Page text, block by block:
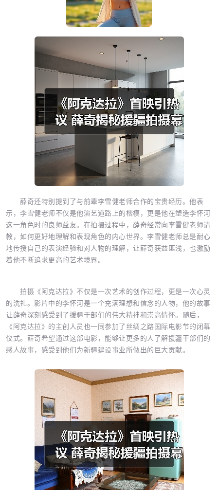
薛奇还特别提到了与前辈李雪健老师合作的宝贵经历。他表
示，李雪健老师不仅是他演艺道路上的楷模，更是他在塑造李怀河
这一角色时的良师益友。在拍摄过程中，薛奇经常向李雪健老师请
教，如何更好地理解和表现角色的内心世界。李雪健老师总是耐心
地传授自己的表演经验和对人物的理解，让薛奇获益匪浅，也激励
着他不断追求更高的艺术境界。
拍摄《阿克达拉》不仅是一次艺术的创作过程，更是一次心灵
的洗礼。影片中的李怀河是一个充满理想和信念的人物，他的故事
让薛奇深刻感受到了援疆干部们的伟大精神和崇高情怀。随后，
《阿克达拉》的主创人员也一同参加了丝绸之路国际电影节的闭幕
仪式。薛奇希望通过这部电影，能够让更多的人了解援疆干部们的
感人故事，感受到他们为新疆建设事业所做出的巨大贡献。